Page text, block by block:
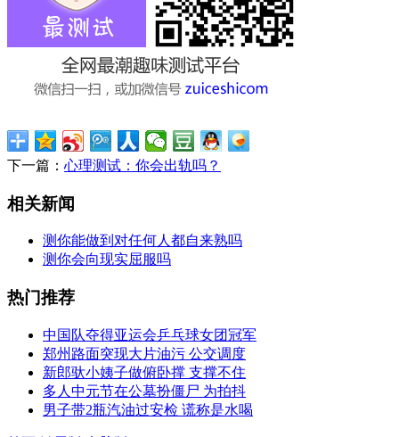
下一篇： 心理测试：你会出轨吗？
相关新闻
测你能做到对任何人都自来熟吗
测你会向现实屈服吗
热门推荐
中国队夺得亚运会乒乓球女团冠军
郑州路面突现大片油污 公交调度
新郎驮小姨子做俯卧撑 支撑不住
多人中元节在公墓扮僵尸 为拍抖
男子带2瓶汽油过安检 谎称是水喝